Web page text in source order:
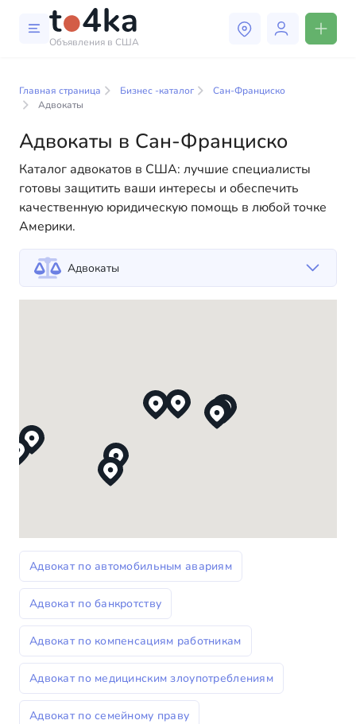
Объявления в США
Франциско
выбор компаний и специалистов, готовых помочь
людям адаптироваться к жизни в США. Мы
предлагаем разнообразные решения как для
физических, так и для юридических лиц, чтобы
сделать вашу жизнь в Америке более комфортной и
повседневной помощи — у нас есть всё
необходимое для успешного начала вашей новой
жизни в США
Главная страница Бизнес -каталог
Сан-Франциско
Адвокаты
Адвокаты в Сан-Франциско
Каталог адвокатов в США: лучшие специалисты
готовы защитить ваши интересы и обеспечить
качественную юридическую помощь в любой точке
Америки.
Адвокаты
Адвокат по автомобильным авариям
Адвокат по банкротству
Адвокат по компенсациям работникам
Адвокат по медицинским злоупотреблениям
Адвокат по семейному праву